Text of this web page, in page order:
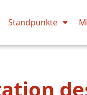
Standpunkte